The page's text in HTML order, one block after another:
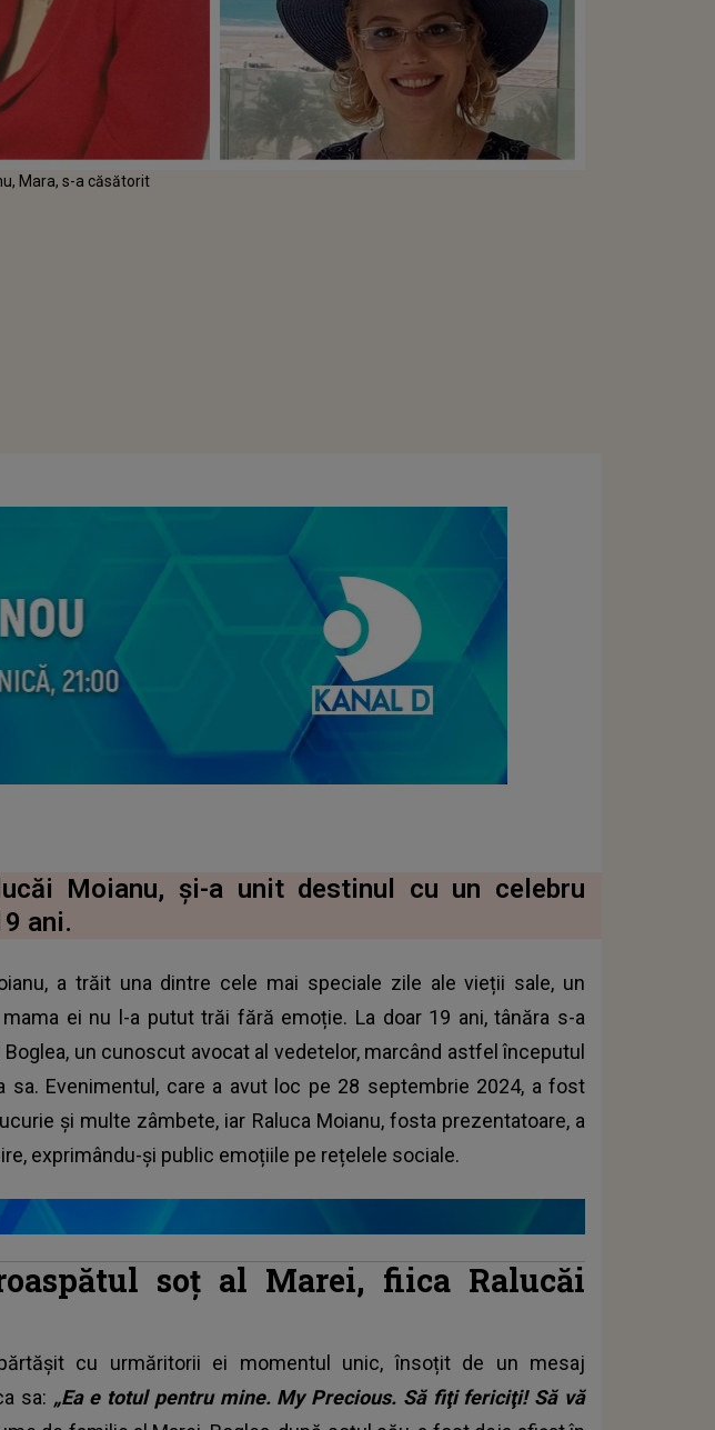
Mara, s-a căsătorit
Moianu, și-a unit destinul cu un celebru
ani.
a trăit una dintre cele mai speciale zile ale vieții sale, un
ei nu l-a putut trăi fără emoție. La doar 19 ani, tânăra s-a
un cunoscut avocat al vedetelor, marcând astfel începutul
sa. Evenimentul, care a avut loc pe 28 septembrie 2024, a fost
și multe zâmbete, iar Raluca Moianu, fosta prezentatoare, a
exprimându-și public emoțiile pe rețelele sociale.
soț al Marei, fiica Ralucăi
cu urmăritorii ei momentul unic, însoțit de un mesaj
sa: „Ea e totul pentru mine. My Precious. Să fiţi fericiţi! Să vă